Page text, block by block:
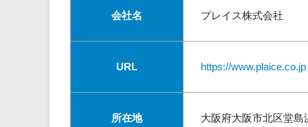
会社名 プレイス株式会社
URL https://www.plaice.co.jp
所在地 大阪府大阪市北区堂島